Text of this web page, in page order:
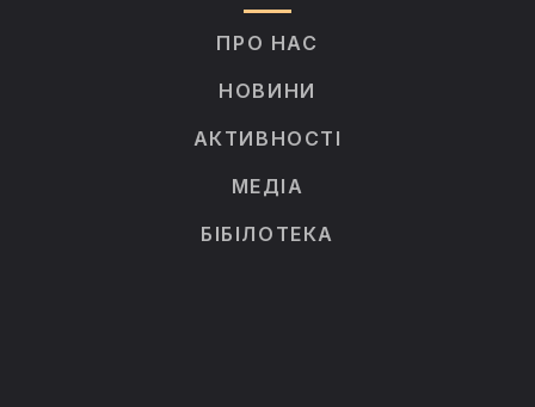
ПРО НАС
НОВИНИ
АКТИВНОСТІ
МЕДІА
БІБІЛОТЕКА